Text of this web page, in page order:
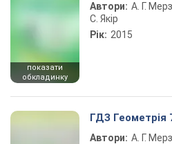
показати
обкладинку
Автори: А. Г.
С. Якір
Рік: 2015
ГДЗ Геометрія
Автори: А. Г.